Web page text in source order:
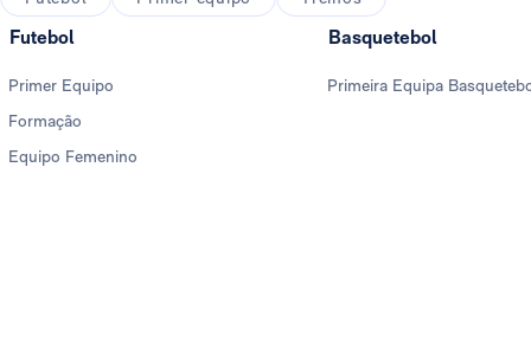
Futebol
Primer Equipo
Formação
Equipo Femenino
Basquetebol
Primeira Equipa